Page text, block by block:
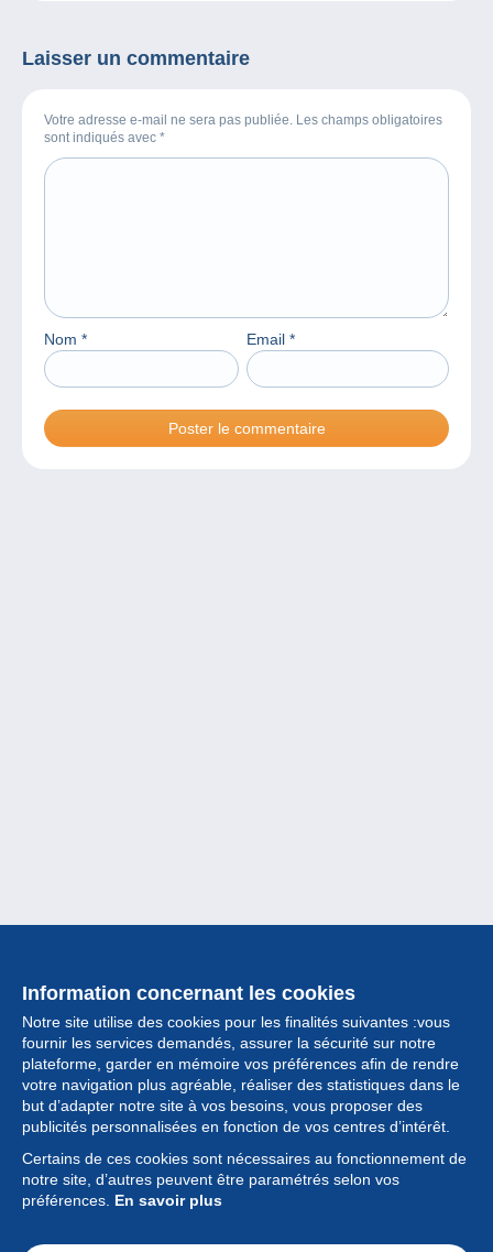
Laisser un commentaire
Votre adresse e-mail ne sera pas publiée. Les champs obligatoires
sont indiqués avec *
Nom * Email *
Information concernant les cookies
Notre site utilise des cookies pour les finalités suivantes :vous
fournir les services demandés, assurer la sécurité sur notre
plateforme, garder en mémoire vos préférences afin de rendre
votre navigation plus agréable, réaliser des statistiques dans le
but d’adapter notre site à vos besoins, vous proposer des
publicités personnalisées en fonction de vos centres d’intérêt.
Certains de ces cookies sont nécessaires au fonctionnement de
notre site, d’autres peuvent être paramétrés selon vos
préférences. En savoir plus
Collection
Actualités
Fonctionnalités